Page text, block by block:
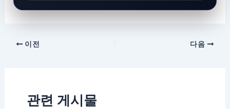
이전 다음
관련 게시물